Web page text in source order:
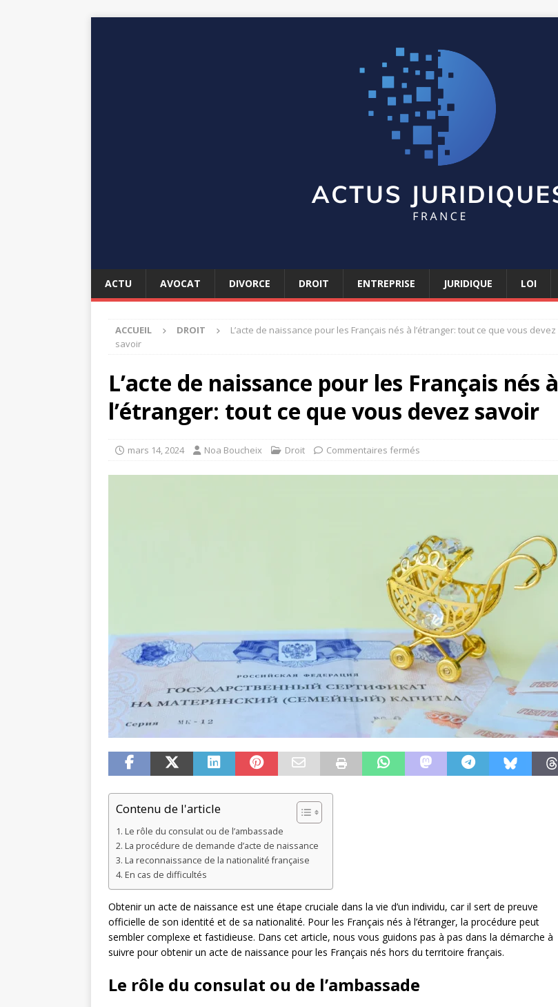
ACTU AVOCAT DIVORCE DROIT ENTREPRISE JURIDIQUE LOI
ACCUEIL DROIT
L’acte de naissance pour les Français nés à l’étranger: tout ce que vous devez
savoir
L’acte de naissance pour les Français nés à
l’étranger: tout ce que vous devez savoir
mars 14, 2024 Noa Boucheix Droit Commentaires fermés
Contenu de l'article
Le rôle du consulat ou de l’ambassade
La procédure de demande d’acte de naissance
La reconnaissance de la nationalité française
En cas de difficultés
Obtenir un acte de naissance est une étape cruciale dans la vie d’un individu, car il sert de preuve
officielle de son identité et de sa nationalité. Pour les Français nés à l’étranger, la procédure peut
sembler complexe et fastidieuse. Dans cet article, nous vous guidons pas à pas dans la démarche à
suivre pour obtenir un acte de naissance pour les Français nés hors du territoire français.
Le rôle du consulat ou de l’ambassade